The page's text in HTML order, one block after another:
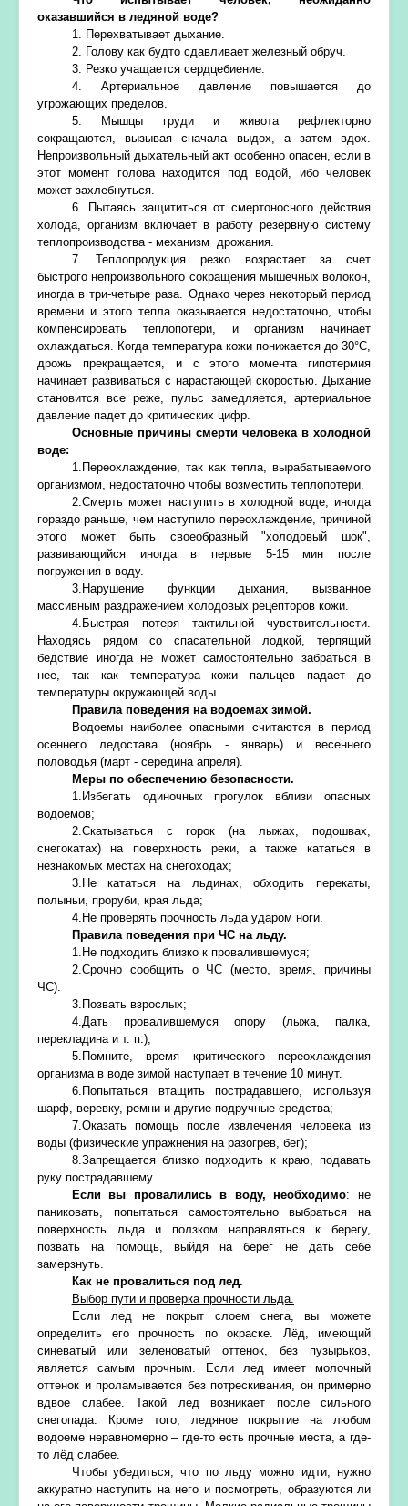
оказавшийся в ледяной воде?
1. Перехватывает дыхание.
2. Голову как будто сдавливает железный обруч.
3. Резко учащается сердцебиение.
4. Артериальное давление повышается до
угрожающих пределов.
5. Мышцы груди и живота рефлекторно
сокращаются, вызывая сначала выдох, а затем вдох.
Непроизвольный дыхательный акт особенно опасен, если в
этот момент голова находится под водой, ибо человек
может захлебнуться.
6. Пытаясь защититься от смертоносного действия
холода, организм включает в работу резервную систему
теплопроизводства - механизм дрожания.
7. Теплопродукция резко возрастает за счет
быстрого непроизвольного сокращения мышечных волокон,
иногда в три-четыре раза. Однако через некоторый период
времени и этого тепла оказывается недостаточно, чтобы
компенсировать теплопотери, и организм начинает
охлаждаться. Когда температура кожи понижается до 30°С,
дрожь прекращается, и с этого момента гипотермия
начинает развиваться с нарастающей скоростью. Дыхание
становится все реже, пульс замедляется, артериальное
давление падет до критических цифр.
Основные причины смерти человека в холодной
воде:
1.Переохлаждение, так как тепла, вырабатываемого
организмом, недостаточно чтобы возместить теплопотери.
2.Смерть может наступить в холодной воде, иногда
гораздо раньше, чем наступило переохлаждение, причиной
этого может быть своеобразный "холодовый шок",
развивающийся иногда в первые 5-15 мин после
погружения в воду.
3.Нарушение функции дыхания, вызванное
массивным раздражением холодовых рецепторов кожи.
4.Быстрая потеря тактильной чувствительности.
Находясь рядом со спасательной лодкой, терпящий
бедствие иногда не может самостоятельно забраться в
нее, так как температура кожи пальцев падает до
температуры окружающей воды.
Правила поведения на водоемах зимой.
Водоемы наиболее опасными считаются в период
осеннего ледостава (ноябрь - январь) и весеннего
половодья (март - середина апреля).
Меры по обеспечению безопасности.
1.Избегать одиночных прогулок вблизи опасных
водоемов;
2.Скатываться с горок (на лыжах, подошвах,
снегокатах) на поверхность реки, а также кататься в
незнакомых местах на снегоходах;
3.Не кататься на льдинах, обходить перекаты,
полыньи, проруби, края льда;
4.Не проверять прочность льда ударом ноги.
Правила поведения при ЧС на льду.
1.Не подходить близко к провалившемуся;
2.Срочно сообщить о ЧС (место, время, причины
ЧС).
3.Позвать взрослых;
4.Дать провалившемуся опору (лыжа, палка,
перекладина и т. п.);
5.Помните, время критического переохлаждения
организма в воде зимой наступает в течение 10 минут.
6.Попытаться втащить пострадавшего, используя
шарф, веревку, ремни и другие подручные средства;
7.Оказать помощь после извлечения человека из
воды (физические упражнения на разогрев, бег);
8.Запрещается близко подходить к краю, подавать
руку пострадавшему.
Если вы провалились в воду, необходимо: не
паниковать, попытаться самостоятельно выбраться на
поверхность льда и ползком направляться к берегу,
позвать на помощь, выйдя на берег не дать себе
замерзнуть.
Как не провалиться под лед.
Выбор пути и проверка прочности льда.
Если лед не покрыт слоем снега, вы можете
определить его прочность по окраске. Лёд, имеющий
синеватый или зеленоватый оттенок, без пузырьков,
является самым прочным. Если лед имеет молочный
оттенок и проламывается без потрескивания, он примерно
вдвое слабее. Такой лед возникает после сильного
снегопада. Кроме того, ледяное покрытие на любом
водоеме неравномерно – где-то есть прочные места, а где-
то лёд слабее.
Чтобы убедиться, что по льду можно идти, нужно
аккуратно наступить на него и посмотреть, образуются ли